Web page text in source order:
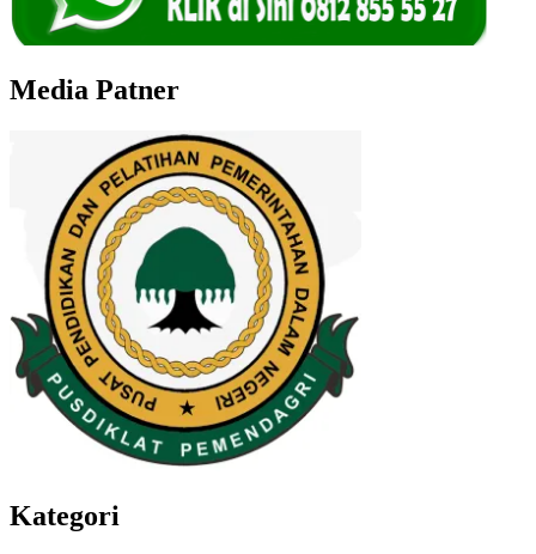
Media Patner
Kategori